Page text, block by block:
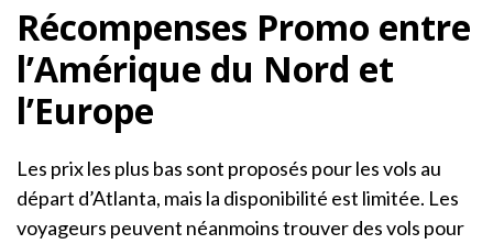
Récompenses Promo entre
l’Amérique du Nord et
l’Europe
Les prix les plus bas sont proposés pour les vols au
départ d’Atlanta, mais la disponibilité est limitée. Les
voyageurs peuvent néanmoins trouver des vols pour